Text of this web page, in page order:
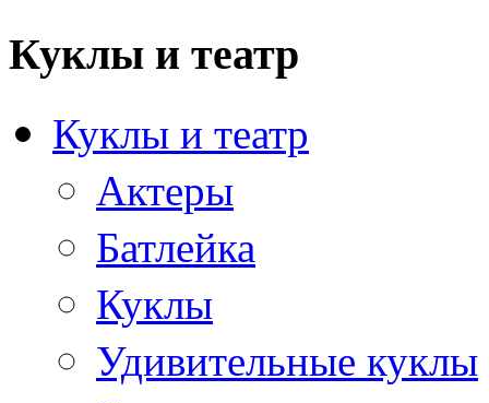
Куклы и театр
Куклы и театр
Актеры
Батлейка
Куклы
Удивительные куклы